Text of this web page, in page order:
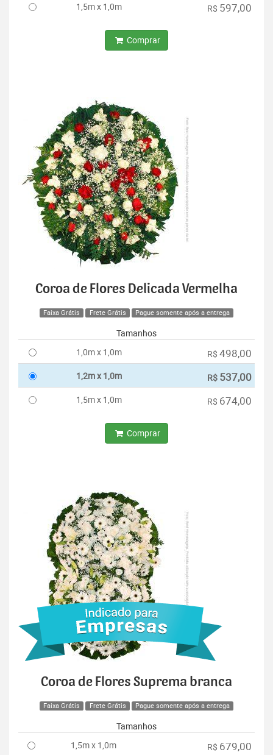
1,5m x 1,0m R$ 597,00
Comprar
Coroa de Flores Delicada Vermelha
Faixa Grátis Frete Grátis Pague somente após a entrega
Tamanhos
1,0m x 1,0m
R$ 498,00
1,2m x 1,0m R$ 537,00
1,5m x 1,0m R$ 674,00
Comprar
Coroa de Flores Suprema branca
Faixa Grátis Frete Grátis Pague somente após a entrega
Tamanhos
1,5m x 1,0m
R$ 679,00